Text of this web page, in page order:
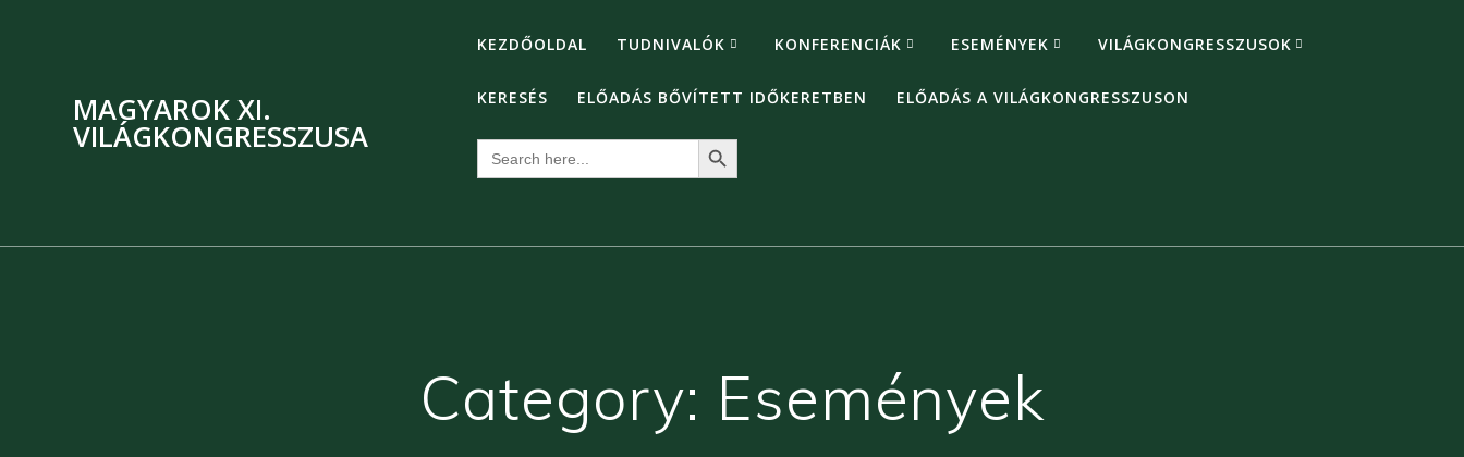
MAGYAROK XI.
VILÁGKONGRESSZUSA
KEZDŐOLDAL TUDNIVALÓK KONFERENCIÁK ESEMÉNYEK VILÁGKONGRESSZUSOK
KERESÉS ELŐADÁS BŐVÍTETT IDŐKERETBEN ELŐADÁS A VILÁGKONGRESSZUSON
Search
for:
Search Button
Category: Események